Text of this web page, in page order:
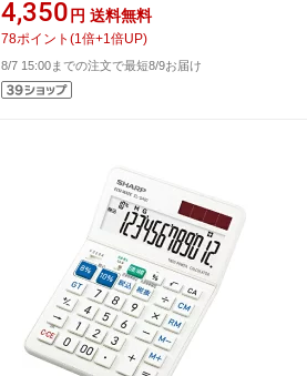
4,350 円 送料無料
78ポイント (1 倍+1 倍UP)
8/7 15:00までの注文で最短8/9お届け